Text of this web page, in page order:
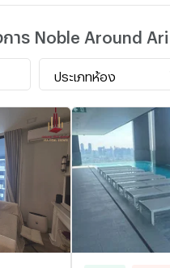
การ Noble Around Ari
ประเภทห้อง